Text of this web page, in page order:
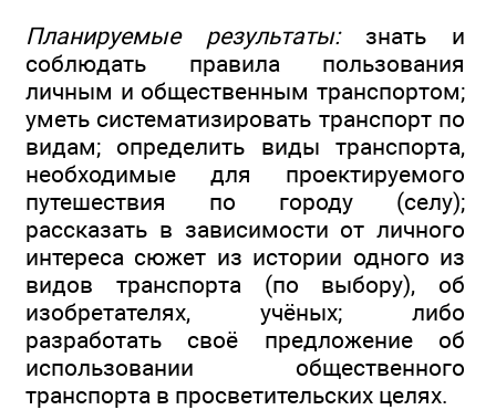
Планируемые результаты:знать и
соблюдать правила пользования
личным и общественным транспортом;
уметь систематизировать транспорт по
видам; определить виды транспорта,
необходимые для проектируемого
путешествия по городу (селу);
рассказать в зависимости от личного
интереса сюжет из истории одного из
видов транспорта (по выбору), об
изобретателях, учёных; либо
разработать своё предложение об
использовании общественного
транспорта в просветительских целях.